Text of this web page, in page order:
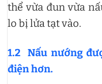
thể vừa đun vừa
lo bị lửa tạt vào.
1.2 Nấu nướng
điện hơn.